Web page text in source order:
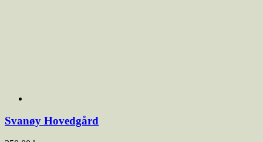
Svanøy Hovedgård